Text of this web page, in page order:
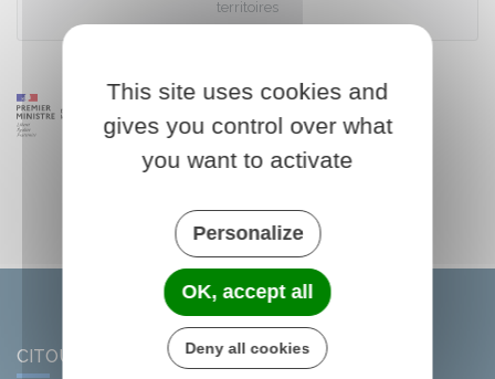
territoires
CITOU
This site uses cookies and
gives you control over what
you want to activate
Personalize
OK, accept all
Deny all cookies